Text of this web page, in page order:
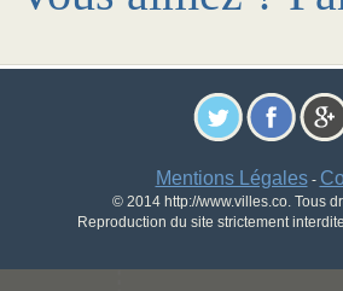
Mentions Légales-
© 2014 http://www.villes.co. Tous
Reproduction du site strictement